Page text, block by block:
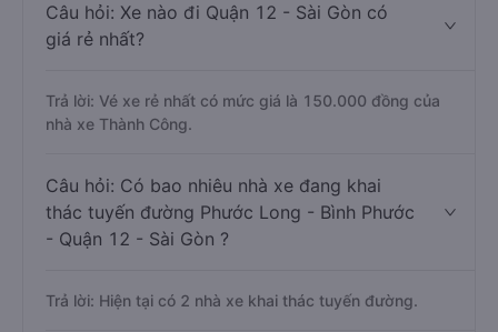
Câu hỏi: Xe nào đi Quận 12 - Sài Gòn có
giá rẻ nhất?
Trả lời: Vé xe rẻ nhất có mức giá là 150.000 đồng của
nhà xe Thành Công.
Câu hỏi: Có bao nhiêu nhà xe đang khai
thác tuyến đường Phước Long - Bình Phước
- Quận 12 - Sài Gòn ?
Trả lời: Hiện tại có 2 nhà xe khai thác tuyến đường.